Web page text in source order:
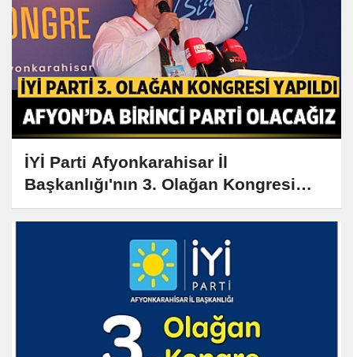
İYİ Parti Afyonkarahisar İl
Başkanlığı'nın 3. Olağan Kongresi
gerçekleşti